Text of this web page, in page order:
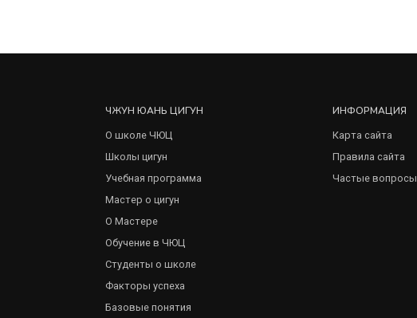
ЧЖУН ЮАНЬ ЦИГУН
О школе ЧЮЦ
Школы цигун
Учебная программа
Мастер о цигун
О Мастере
Обучение в ЧЮЦ
Студенты о школе
Факторы успеха
Базовые понятия
ИНФОРМАЦИЯ
Карта сайта
Правила сайта
Частые вопросы